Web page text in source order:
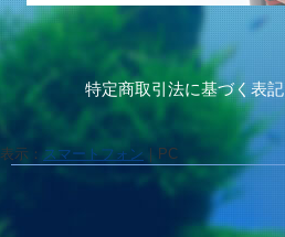
特定商取引法に基づく表記
表示： スマートフォン PC